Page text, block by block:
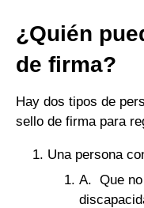
¿Quién
de firma?
Hay dos tipos de
sello de firma para
Una persona
A. Que no